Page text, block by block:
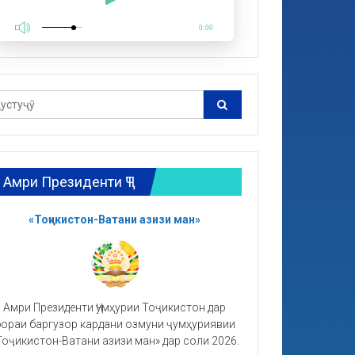
0:00
Амри Президенти ҶТ
«Тоҷикистон-Ватани азизи ман»
Амри Президенти Ҷумҳурии Тоҷикистон дар
баргузор кардани озмуни ҷумҳуриявии
Ватани азизи ман» дар соли 2026.